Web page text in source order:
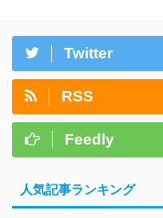
Twitter
RSS
Feedly
人気記事ランキング